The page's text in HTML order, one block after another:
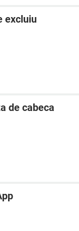
excluiu
de cabeca